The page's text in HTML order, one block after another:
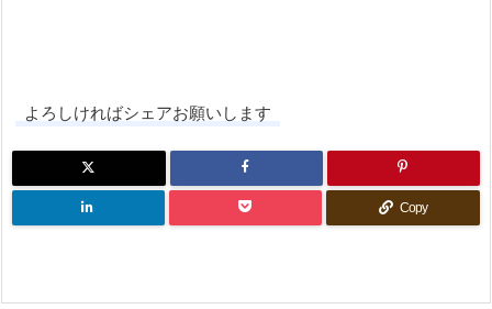
よろしければシェアお願いします
Copy